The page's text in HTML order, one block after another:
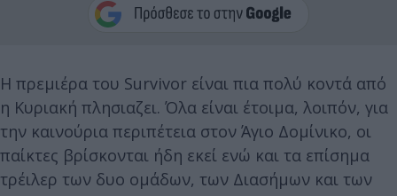
Η πρεμιέρα του Survivor είναι πια πολύ κοντά από
η Κυριακή πλησιαζει. Όλα είναι έτοιμα, λοιπόν, για
την καινούρια περιπέτεια στον Άγιο Δομίνικο, οι
παίκτες βρίσκονται ήδη εκεί ενώ και τα επίσημα
τρέιλερ των δυο ομάδων, των Διασήμων και των